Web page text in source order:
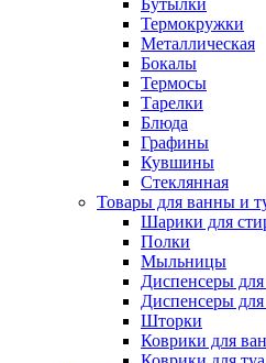
Бутылки
Термокружки
Металлическая
Бокалы
Термосы
Тарелки
Блюда
Графины
Кувшины
Стеклянная
Товары для ванны и
Шарики для
Полки
Мыльницы
Диспенсеры
Диспенсеры
Шторки
Коврики для